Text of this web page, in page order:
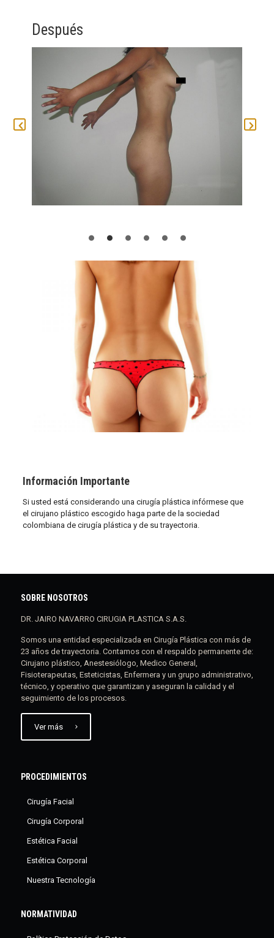
Después
Información Importante
Si usted está considerando una cirugía plástica infórmese que
el cirujano plástico escogido haga parte de la sociedad
colombiana de cirugía plástica y de su trayectoria.
SOBRE NOSOTROS
DR. JAIRO NAVARRO CIRUGIA PLASTICA S.A.S.
Somos una entidad especializada en Cirugía Plástica con más de
23 años de trayectoria. Contamos con el respaldo permanente de:
Cirujano plástico, Anestesiólogo, Medico General,
Fisioterapeutas, Esteticistas, Enfermera y un grupo administrativo,
técnico, y operativo que garantizan y aseguran la calidad y el
seguimiento de los procesos.
Ver más
PROCEDIMIENTOS
Cirugía Facial
Cirugía Corporal
Estética Facial
Estética Corporal
Nuestra Tecnología
NORMATIVIDAD